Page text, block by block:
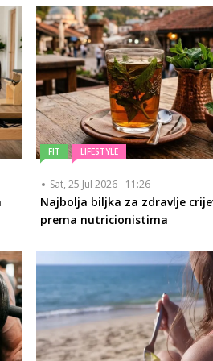
FIT LIFESTYLE
Sat, 25 Jul 2026 - 11:26
Najbolja biljka za zdravlje
prema nutricionistima